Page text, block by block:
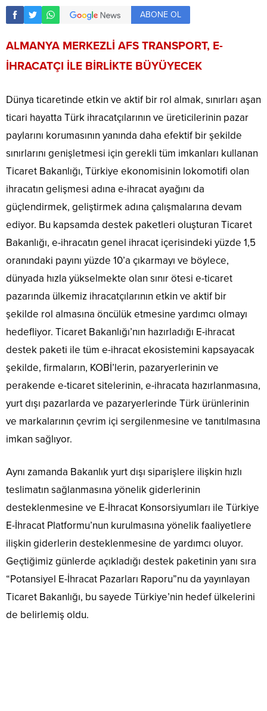
ABONE OL
ALMANYA MERKEZLİ AFS TRANSPORT, E-
İHRACATÇI İLE BİRLİKTE BÜYÜYECEK
Dünya ticaretinde etkin ve aktif bir rol almak, sınırları aşan
ticari hayatta Türk ihracatçılarının ve üreticilerinin pazar
paylarını korumasının yanında daha efektif bir şekilde
sınırlarını genişletmesi için gerekli tüm imkanları kullanan
Ticaret Bakanlığı, Türkiye ekonomisinin lokomotifi olan
ihracatın gelişmesi adına e-ihracat ayağını da
güçlendirmek, geliştirmek adına çalışmalarına devam
ediyor. Bu kapsamda destek paketleri oluşturan Ticaret
Bakanlığı, e-ihracatın genel ihracat içerisindeki yüzde 1,5
oranındaki payını yüzde 10’a çıkarmayı ve böylece,
dünyada hızla yükselmekte olan sınır ötesi e-ticaret
pazarında ülkemiz ihracatçılarının etkin ve aktif bir
şekilde rol almasına öncülük etmesine yardımcı olmayı
hedefliyor. Ticaret Bakanlığı’nın hazırladığı E-ihracat
destek paketi ile tüm e-ihracat ekosistemini kapsayacak
şekilde, firmaların, KOBİ’lerin, pazaryerlerinin ve
perakende e-ticaret sitelerinin, e-ihracata hazırlanmasına,
yurt dışı pazarlarda ve pazaryerlerinde Türk ürünlerinin
ve markalarının çevrim içi sergilenmesine ve tanıtılmasına
imkan sağlıyor.
Aynı zamanda Bakanlık yurt dışı siparişlere ilişkin hızlı
teslimatın sağlanmasına yönelik giderlerinin
desteklenmesine ve E-İhracat Konsorsiyumları ile Türkiye
E-İhracat Platformu’nun kurulmasına yönelik faaliyetlere
ilişkin giderlerin desteklenmesine de yardımcı oluyor.
Geçtiğimiz günlerde açıkladığı destek paketinin yanı sıra
“Potansiyel E-İhracat Pazarları Raporu”nu da yayınlayan
Ticaret Bakanlığı, bu sayede Türkiye’nin hedef ülkelerini
de belirlemiş oldu.